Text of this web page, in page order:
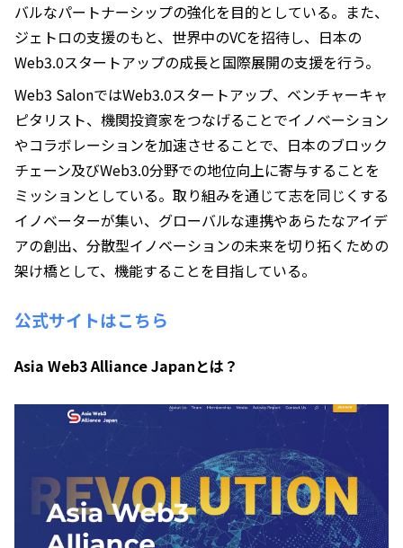
バルなパートナーシップの強化を目的としている。また、
ジェトロの支援のもと、世界中のVCを招待し、日本の
Web3.0スタートアップの成長と国際展開の支援を行う。
Web3 SalonではWeb3.0スタートアップ、ベンチャーキャ
ピタリスト、機関投資家をつなげることでイノベーション
やコラボレーションを加速させることで、日本のブロック
チェーン及びWeb3.0分野での地位向上に寄与することを
ミッションとしている。取り組みを通じて志を同じくする
イノベーターが集い、グローバルな連携やあらたなアイデ
アの創出、分散型イノベーションの未来を切り拓くための
架け橋として、機能することを目指している。
公式サイトはこちら
Asia Web3 Alliance Japanとは？